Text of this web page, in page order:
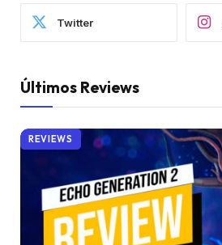
Twitter
Últimos Reviews
REVIEWS